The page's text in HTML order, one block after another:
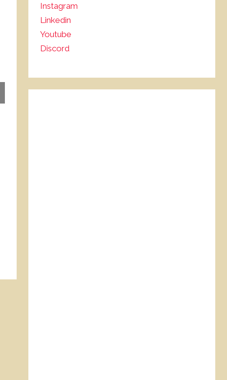
Instagram
Linkedin
Youtube
Discord